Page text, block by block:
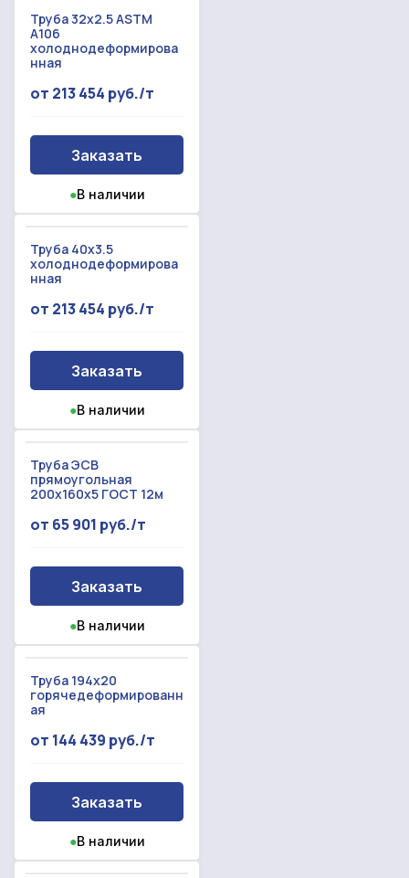
Труба 32x2.5 ASTM
A106
холоднодеформирова
нная
от 213 454 руб./т
Заказать
●В наличии
Труба 40x3.5
холоднодеформирова
нная
от 213 454 руб./т
Заказать
●В наличии
Труба ЭСВ
прямоугольная
200х160х5 ГОСТ 12м
от 65 901 руб./т
Заказать
●В наличии
Труба 194x20
горячедеформированн
ая
от 144 439 руб./т
Заказать
●В наличии